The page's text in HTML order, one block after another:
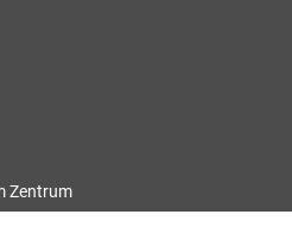
Zentrum